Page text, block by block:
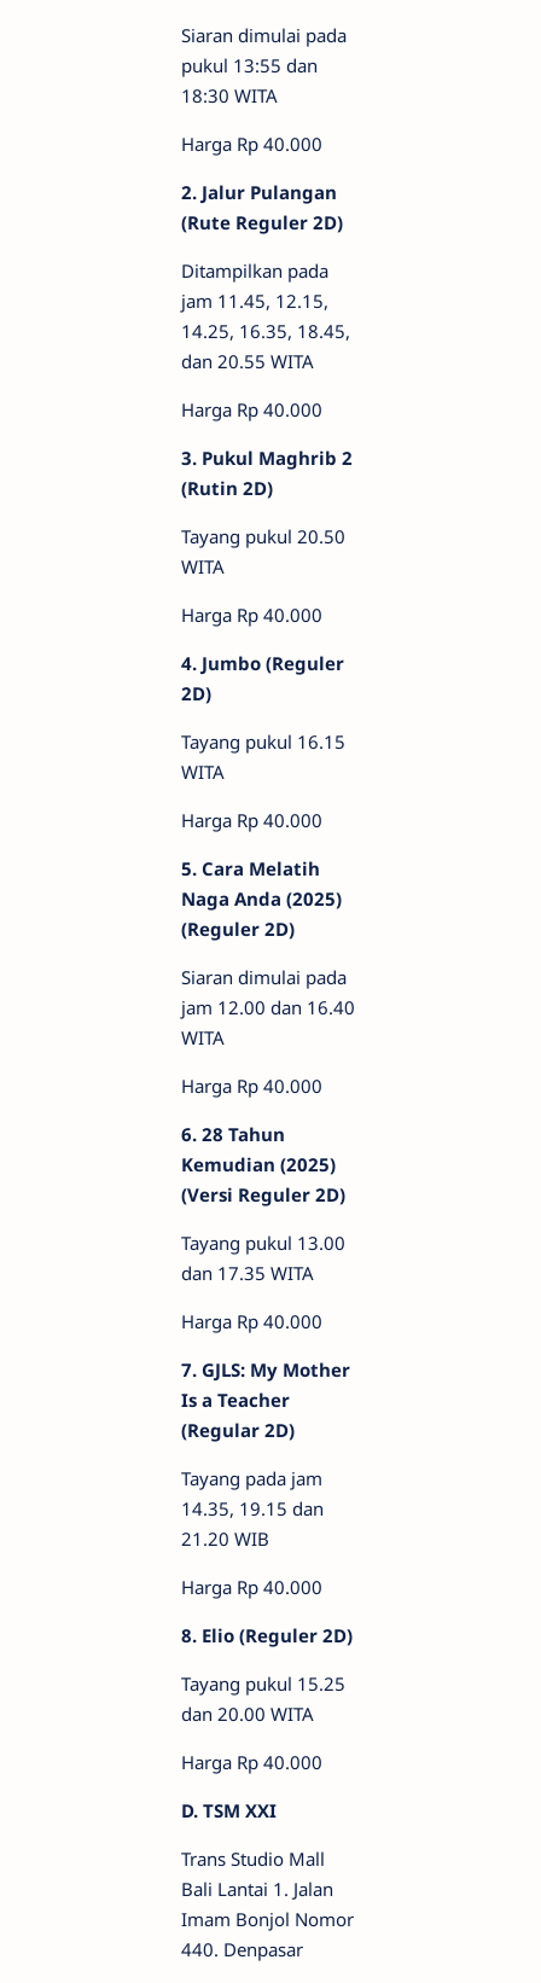
Siaran dimulai pada
pukul 13:55 dan
18:30 WITA
Harga Rp 40.000
2. Jalur Pulangan
(Rute Reguler 2D)
Ditampilkan pada
jam 11.45, 12.15,
14.25, 16.35, 18.45,
dan 20.55 WITA
Harga Rp 40.000
3. Pukul Maghrib 2
(Rutin 2D)
Tayang pukul 20.50
WITA
Harga Rp 40.000
4. Jumbo (Reguler
2D)
Tayang pukul 16.15
WITA
Harga Rp 40.000
5. Cara Melatih
Naga Anda (2025)
(Reguler 2D)
Siaran dimulai pada
jam 12.00 dan 16.40
WITA
Harga Rp 40.000
6. 28 Tahun
Kemudian (2025)
(Versi Reguler 2D)
Tayang pukul 13.00
dan 17.35 WITA
Harga Rp 40.000
7. GJLS: My Mother
Is a Teacher
(Regular 2D)
Tayang pada jam
14.35, 19.15 dan
21.20 WIB
Harga Rp 40.000
8. Elio (Reguler 2D)
Tayang pukul 15.25
dan 20.00 WITA
Harga Rp 40.000
D. TSM XXI
Trans Studio Mall
Bali Lantai 1. Jalan
Imam Bonjol Nomor
440. Denpasar